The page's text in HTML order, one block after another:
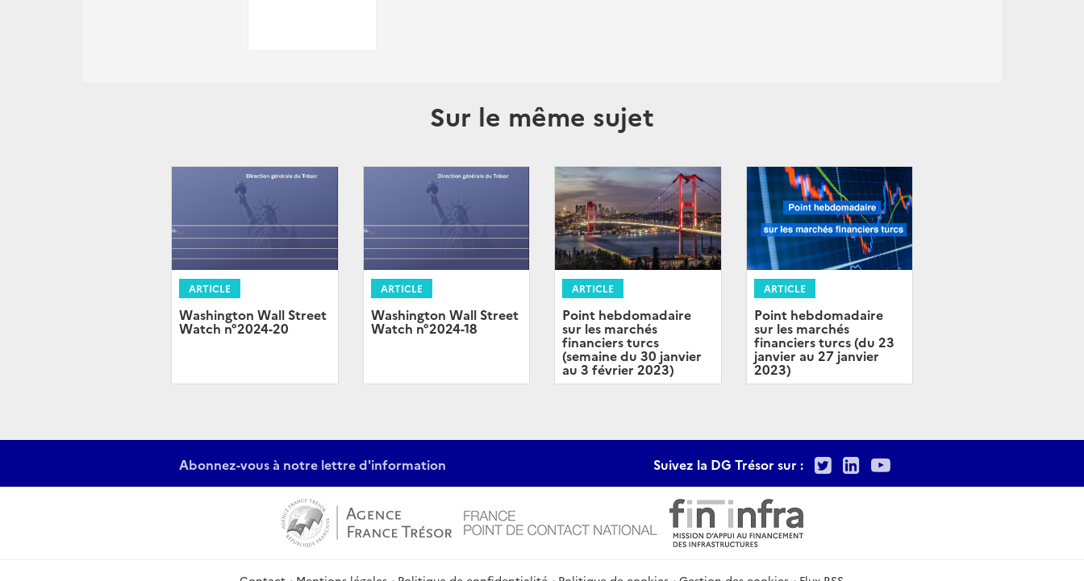
Sur le même sujet
ARTICLE
Washington Wall Street
Watch n°2024-20
ARTICLE
Washington Wall Street
Watch n°2024-18
ARTICLE
Point hebdomadaire
sur les marchés
financiers turcs
(semaine du 30 janvier
au 3 février 2023)
ARTICLE
Point hebdomadaire
sur les marchés
financiers turcs (du 23
janvier au 27 janvier
2023)
Abonnez-vous à notre lettre d'information Suivez la DG Trésor sur : TwitterLinkedIn
Youtube